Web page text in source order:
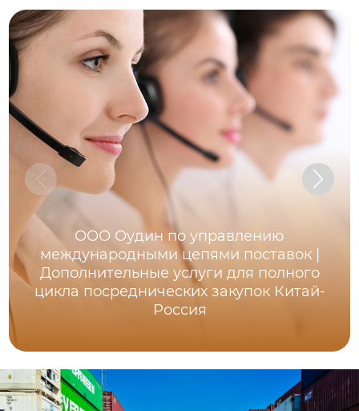
ООО Оудин по управлению
международными цепями поставок |
Дополнительные услуги для полного
цикла посреднических закупок Китай-
Россия